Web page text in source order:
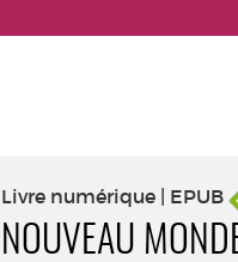
Livre numérique | EPUB
NOUVEAU